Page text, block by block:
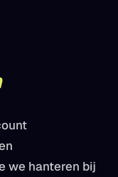
we hanteren bij